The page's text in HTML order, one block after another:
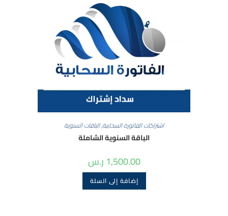
اشتراكات الفاتورة السحابية,الباقات السنوية
الباقة السنوية الشاملة
1,500.00 ر.س
إضافة إلى السلة